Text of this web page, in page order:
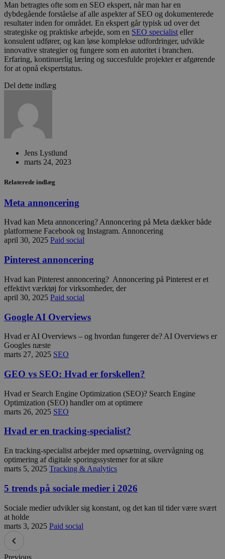
Man betragtes ofte som en SEO ekspert, når man har en
dybdegående forståelse af alle aspekter af SEO og dokumenterede
resultater inden for området. En ekspert går typisk ud over det
strategiske og praktiske arbejde, som en SEO specialist eller
konsulent udfører, og kan løse komplekse udfordringer, udvikle
innovative strategier og fungere som en autoritet i branchen.
Erfaring, kontinuerlig læring og succesfulde projekter er afgørende
for at opnå ekspertstatus.
Del dette indlæg
Jens Lystlund
marts 24, 2023
Relaterede indlæg
Meta annoncering
Hvad kan Meta annoncering? Annoncering på Meta dækker både
platformene Facebook og Instagram. Annoncering
april 30, 2025 Paid social
Pinterest annoncering
Hvad kan Pinterest annoncering? ​Annoncering på Pinterest er et
effektivt værktøj for virksomheder, der
april 30, 2025 Paid social
Google AI Overviews
Hvad er AI Overviews – og hvordan fungerer de? AI Overviews er
Googles næste
marts 27, 2025 SEO
GEO vs SEO: Hvad er forskellen?
Hvad er Search Engine Optimization (SEO)? Search Engine
Optimization (SEO) handler om at optimere
marts 26, 2025 SEO
Hvad er en tracking-specialist?
En tracking-specialist arbejder med opsætning, overvågning og
optimering af digitale sporingssystemer for at sikre
marts 5, 2025 Tracking & Analytics
5 trends på sociale medier i 2026
Sociale medier udvikler sig konstant, og det kan til tider være svært
at holde
marts 3, 2025 Paid social
Previous